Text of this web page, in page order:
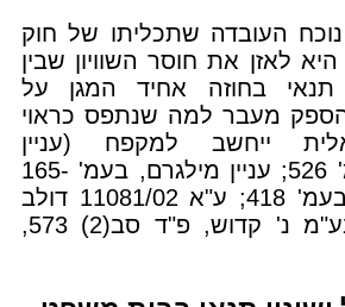
העובדה שתכליתו של חוק
לאזן את חוסר השוויון שבין
תנאי בחוזה אחיד המגן על
מעבר למה שנתפס כראוי
ייחשב למקפח (עניין
קסטנבאום, בעמ' 526; עניין מילגרם, בעמ' 165-
164; עניין גרין, בעמ' 418; ע"א 11081/02 דולב
חברה לביטוח בע"מ נ' קדוש, פ"ד סב(2) 573,